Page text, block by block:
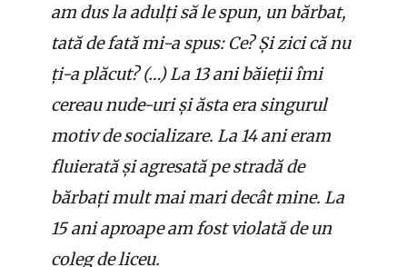
am dus la adulți să le spun, un bărbat,
tată de fată mi-a spus: Ce? Și zici că nu
ți-a plăcut? (…) La 13 ani băieții îmi
cereau nude-uri și ăsta era singurul
motiv de socializare. La 14 ani eram
fluierată și agresată pe stradă de
bărbați mult mai mari decât mine. La
15 ani aproape am fost violată de un
coleg de liceu.